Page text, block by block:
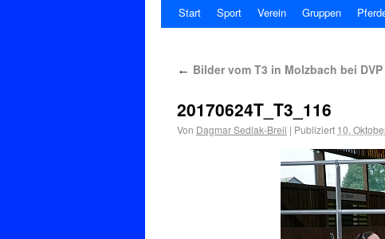
Start Sport Verein Gruppen
← Bilder vom T3 in Molzbach bei DVP
20170624T_T3_116
Von Dagmar Sedlak-Breil | Publiziert 10.